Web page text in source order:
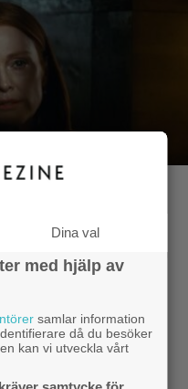
Sydney
och dotter
Julianne Moore och
i deras
som spelas in i
Dina val
med hjälp av
samlar information
då du besöker
kan vi utveckla vårt